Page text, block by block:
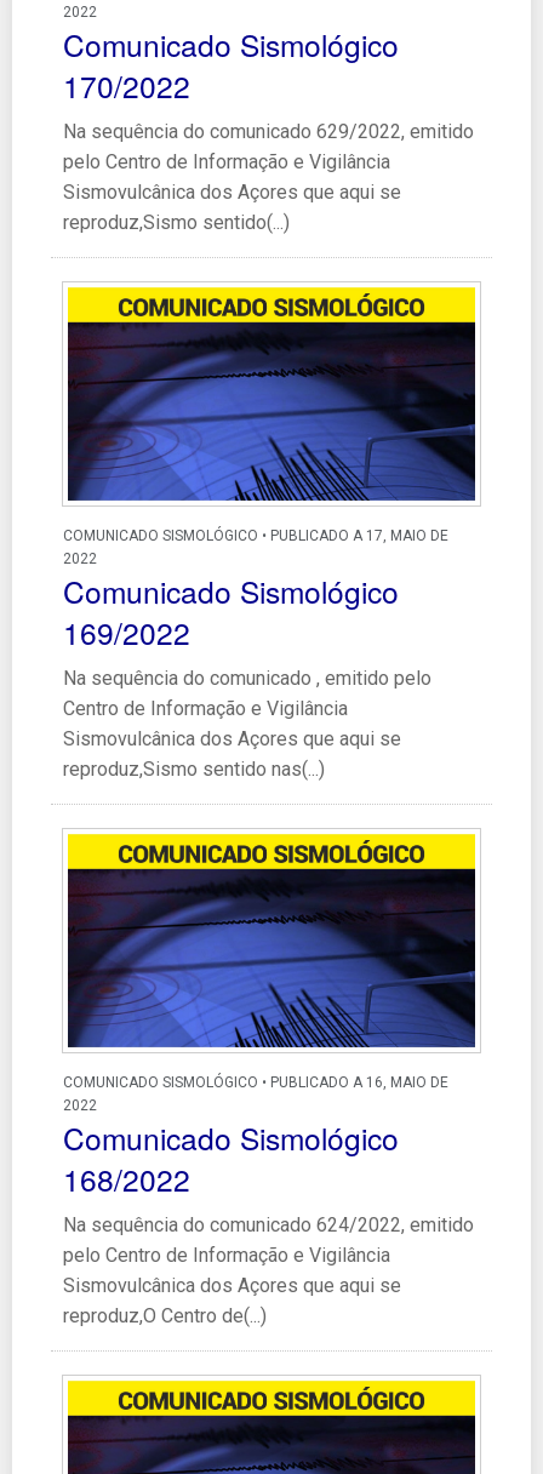
2022
Comunicado Sismológico
170/2022
Na sequência do comunicado 629/2022, emitido
pelo Centro de Informação e Vigilância
Sismovulcânica dos Açores que aqui se
reproduz,Sismo sentido(...)
COMUNICADO SISMOLÓGICO • PUBLICADO A 17, MAIO DE
2022
Comunicado Sismológico
169/2022
Na sequência do comunicado , emitido pelo
Centro de Informação e Vigilância
Sismovulcânica dos Açores que aqui se
reproduz,Sismo sentido nas(...)
COMUNICADO SISMOLÓGICO • PUBLICADO A 16, MAIO DE
2022
Comunicado Sismológico
168/2022
Na sequência do comunicado 624/2022, emitido
pelo Centro de Informação e Vigilância
Sismovulcânica dos Açores que aqui se
reproduz,O Centro de(...)